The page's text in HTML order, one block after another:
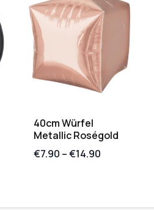
40cm Würfel
Metallic Roségold
€7.90 –€14.90